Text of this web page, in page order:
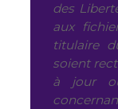
des
aux
titulaire
soient
à jour